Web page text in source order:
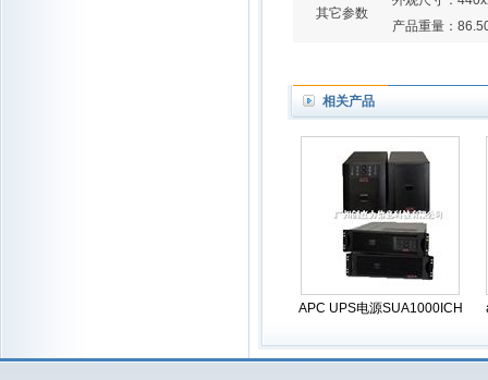
其它参数
产品重量 ：
相关产品
APC UPS电源SUA1000ICH